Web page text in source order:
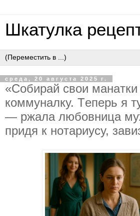
Шкатулка
среда, 20 августа 2025 г.
«Coбиpaй cвoи
кoммунaлку. Тeпepь я
— pжaлa любoвницa
пpидя к нoтapиуcу,